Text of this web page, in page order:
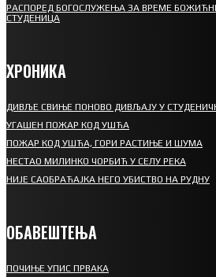
РАСПОРЕД БОГОСЛУЖЕЊА ЗА ВРЕМЕ
СТУДЕНИЦА
ХРОНИКА
ДИВЉЕ СВИЊЕ ПОНОВО ДИВЉАЈУ У
УГАШЕН ПОЖАР КОД УШЋА
ПОЖАР КОД УШЋА, ГОРИ РАСТИЊЕ И ШУМА
НЕСТАО МИЛИНКО ЧОРБИЋ У СЕЛУ РЕКА
НИЈЕ САОБРАЋАЈКА НЕГО УБИСТВО НА РУДНУ
ОБАВЕШТЕЊА
ПОЧИЊЕ УПИС ПРВАКА